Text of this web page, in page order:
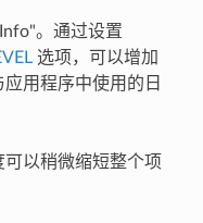
。通过设置
选项，可以增加
用程序中使用的日
以稍微缩短整个项